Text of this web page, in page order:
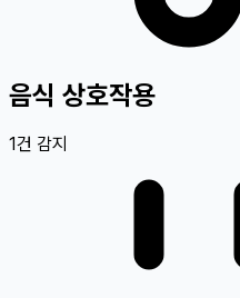
음식 상호작용
1건 감지